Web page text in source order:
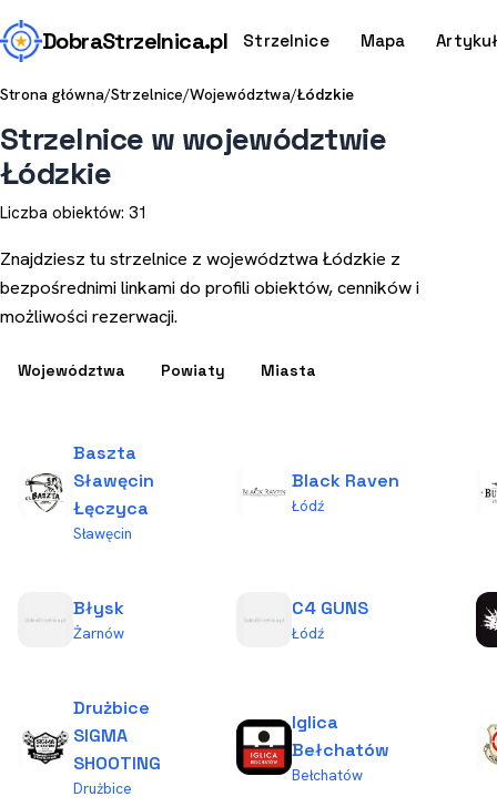
DobraStrzelnica.pl Strzelnice Mapa
Strona główna/Strzelnice/Województwa/Łódzkie
Strzelnice w województwie
Łódzkie
Liczba obiektów: 31
Znajdziesz tu strzelnice z województwa Łódzkie z
bezpośrednimi linkami do profili obiektów, cenników i
możliwości rezerwacji.
Województwa Powiaty Miasta
Baszta
Sławęcin
Łęczyca
Sławęcin
Black Raven
Łódź
Błysk
Żarnów
C4 GUNS
Łódź
Drużbice
SIGMA
SHOOTING
Drużbice
Iglica
Bełchatów
Bełchatów